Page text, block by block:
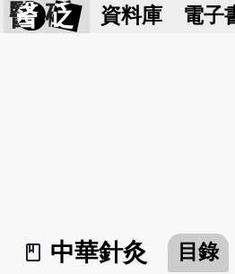
醫 砭 資料庫 電子
book_2
中華針灸 目錄